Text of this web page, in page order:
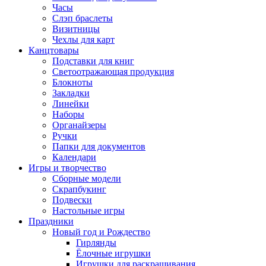
Часы
Слэп браслеты
Визитницы
Чехлы для карт
Канцтовары
Подставки для книг
Светоотражающая продукция
Блокноты
Закладки
Линейки
Наборы
Органайзеры
Ручки
Папки для документов
Календари
Игры и творчество
Сборные модели
Скрапбукинг
Подвески
Настольные игры
Праздники
Новый год и Рождество
Гирлянды
Ёлочные игрушки
Игрушки для раскрашивания